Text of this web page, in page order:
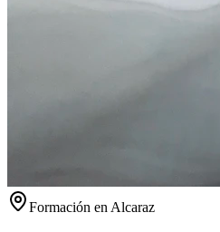
Formación en Alcaraz